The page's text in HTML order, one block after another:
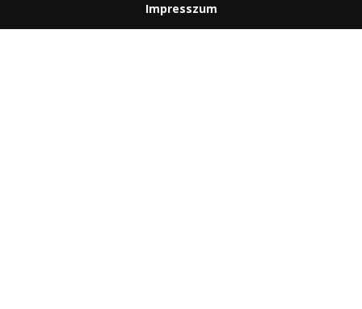
Impresszum